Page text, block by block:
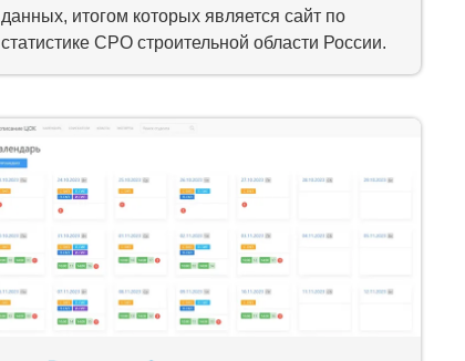
данных, итогом которых является сайт по
статистике СРО строительной области России.